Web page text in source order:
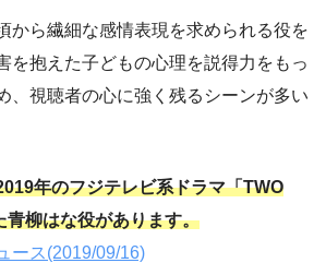
から繊細な感情表現を求められる役を
を抱えた子どもの心理を説得力をもっ
、視聴者の心に強く残るシーンが多い
年のフジテレビ系ドラマ「TWO
柳はな役があります。
ース(2019/09/16)